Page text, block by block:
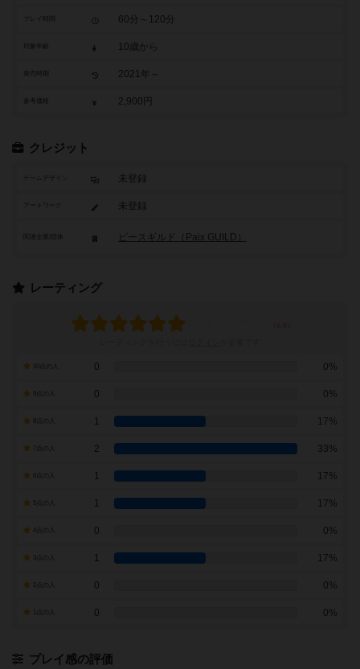
60分～120分
10歳から
2021年～
参考価格 2,900円
クレジット
ゲームデザイン 未登録
アートワーク 未登録
ピースギルド（Paix GUILD）
レーティング
0 0%
0 0%
1 17%
7点の人 2 33%
1 17%
1 17%
0 0%
1 17%
0 0%
0 0%
プレイ感の評価